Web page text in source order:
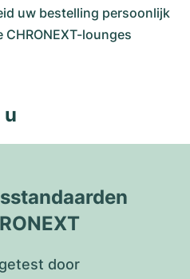
uw bestelling persoonlijk
lounges
u
door